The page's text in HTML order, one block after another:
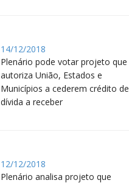
14/12/2018
Plenário pode votar projeto que
autoriza União, Estados e
Municípios a cederem crédito de
dívida a receber
12/12/2018
Plenário analisa projeto que